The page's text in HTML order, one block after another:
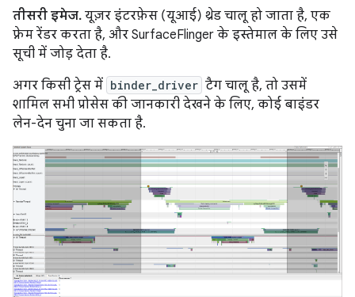
तीसरी इमेज. यूज़र इंटरफ़ेस (यूआई) थ्रेड चालू हो जाता है, एक
फ़्रेम रेंडर करता है, और SurfaceFlinger के इस्तेमाल के लिए उसे
सूची में जोड़ देता है.
अगर किसी ट्रेस में binder_driver टैग चालू है, तो उसमें
शामिल सभी प्रोसेस की जानकारी देखने के लिए, कोई बाइंडर
लेन-देन चुना जा सकता है.